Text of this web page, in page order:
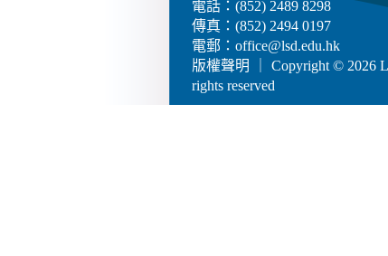
電話：(852) 2489 8298
傳真：(852) 2494 0197
電郵： office@lsd.edu.hk
版權聲明
｜ Copyright © 2026
rights reserved